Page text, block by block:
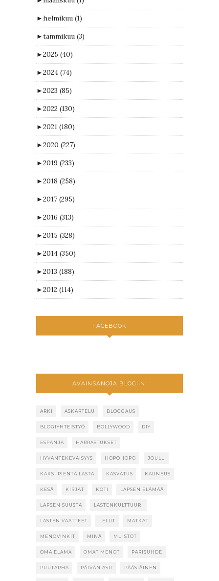
►helmikuu (1)
►tammikuu (3)
►2025 (40)
►2024 (74)
►2023 (85)
►2022 (130)
►2021 (180)
►2020 (227)
►2019 (233)
►2018 (258)
►2017 (295)
►2016 (313)
►2015 (328)
►2014 (350)
►2013 (188)
►2012 (114)
FACEBOOK
AVAINSANOJA BLOGIIN:
ARKI ASKARTELU BLOGGAUS
BLOGIYHTEISTYÖ BOLLYWOOD DIY
ESPANJA HARRASTUKSET
HYVÄNTEKEVÄISYYS HÖPÖHÖPÖ JOULU
KAKSI PIENTÄ LASTA KASVATUS KAUNEUS
KESÄ KIRJAT KOTI LAPSEN ELÄMÄÄ
LAPSEN SUUSTA LASTENKULTTUURI
LASTEN VAATTEET LELUT MATKAT
MENOVINKIT MINÄ MUISTOT
OMA ELÄMÄ OMAT MENOT PARISUHDE
PUUTARHA PÄIVÄN ASU PÄÄSIÄINEN